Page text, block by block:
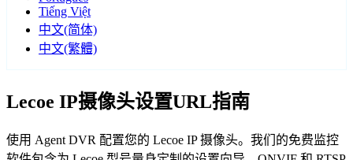
Tiếng Việt
中文(简体)
中文(繁體)
Lecoe IP摄像头设置URL指南
使用 Agent DVR 配置您的 Lecoe IP 摄像头。我们的免费监控